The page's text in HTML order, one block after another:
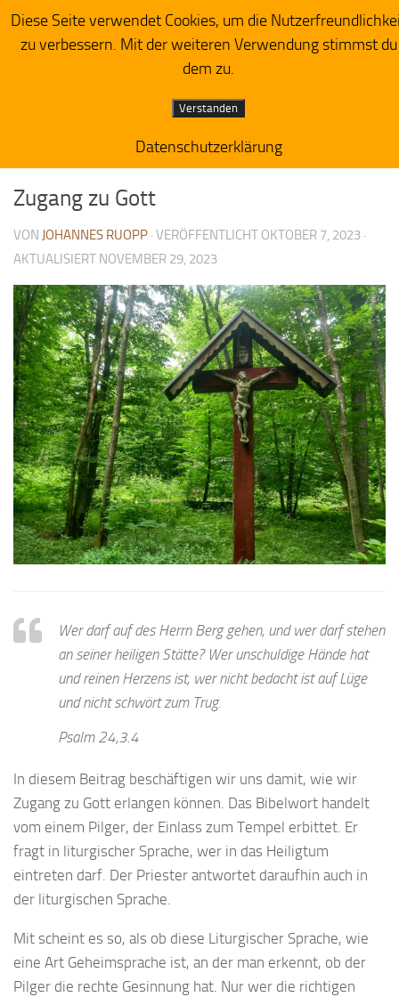
Zum Inhalt springen
Herzensacker
PREDIGTIMPRESSIONEN
Zugang zu Gott
VON JOHANNES RUOPP · VERÖFFENTLICHT OKTOBER 7, 2023 ·
AKTUALISIERT NOVEMBER 29, 2023
Wer darf auf des Herrn Berg gehen, und wer darf stehen
an seiner heiligen Stätte? Wer unschuldige Hände hat
und reinen Herzens ist, wer nicht bedacht ist auf Lüge
und nicht schwört zum Trug.
Psalm 24,3.4
In diesem Beitrag beschäftigen wir uns damit, wie wir
Zugang zu Gott erlangen können. Das Bibelwort handelt
vom einem Pilger, der Einlass zum Tempel erbittet. Er
fragt in liturgischer Sprache, wer in das Heiligtum
eintreten darf. Der Priester antwortet daraufhin auch in
der liturgischen Sprache.
Mit scheint es so, als ob diese Liturgischer Sprache, wie
eine Art Geheimsprache ist, an der man erkennt, ob der
Pilger die rechte Gesinnung hat. Nur wer die richtigen
Diese Seite verwendet Cookies, um die
zu verbessern. Mit der weiteren Verwendung stimmst du
dem zu.
Verstanden
Datenschutzerklärung